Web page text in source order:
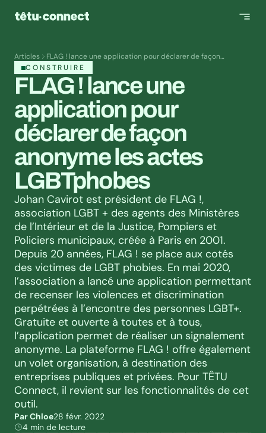
Articles
FLAG ! lance une application pour déclarer de façon
anonyme les actes LGBTphobes
CONSTRUIRE
FLAG ! lance une
application pour
déclarer de façon
anonyme les actes
LGBTphobes
Johan Cavirot est président de FLAG !,
association LGBT + des agents des Ministères
de l’Intérieur et de la Justice, Pompiers et
Policiers municipaux, créée à Paris en 2001.
Depuis 20 années, FLAG ! se place aux cotés
des victimes de LGBT phobies. En mai 2020,
l’association a lancé une application permettant
de recenser les violences et discrimination
perpétrées à l’encontre des personnes LGBT+.
Gratuite et ouverte à toutes et à tous,
l’application permet de réaliser un signalement
anonyme. La plateforme FLAG ! offre également
un volet organisation, à destination des
entreprises publiques et privées. Pour TÊTU
Connect, il revient sur les fonctionnalités de cet
outil.
Par Chloe28 févr. 2022
4 min de lecture